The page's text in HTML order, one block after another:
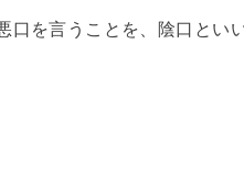
口を言うことを、陰口とい